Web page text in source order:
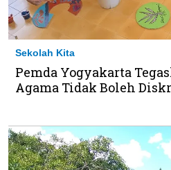
Sekolah Kita
Pemda Yogyakarta
Agama Tidak Boleh